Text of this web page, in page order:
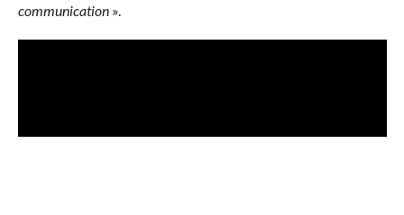
communication».